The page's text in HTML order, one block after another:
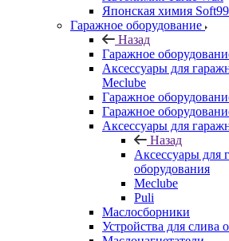
Японская химия Soft99
Гаражное оборудование
Назад
Гаражное
Аксессуары для
Meclube
Гаражное
Гаражное
Аксессуары для
Назад
Аксессуары для
оборудования
Meclube
Puli
Маслосборники
Устройства для слива